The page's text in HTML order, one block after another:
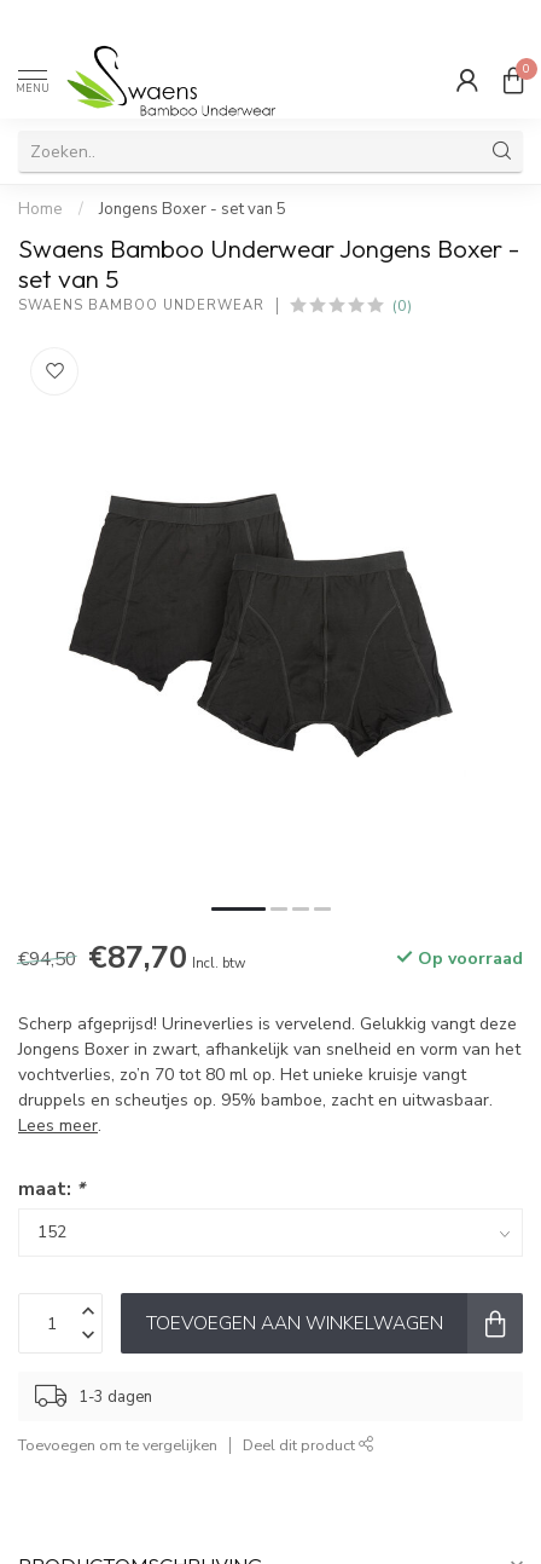
MENU
0
Home / Jongens Boxer - set van 5
Swaens Bamboo Underwear Jongens Boxer -
set van 5
SWAENS BAMBOO UNDERWEAR (0)
€94,50 €87,70 Incl. btw Op voorraad
Scherp afgeprijsd! Urineverlies is vervelend. Gelukkig vangt deze
Jongens Boxer in zwart, afhankelijk van snelheid en vorm van het
vochtverlies, zo’n 70 tot 80 ml op. Het unieke kruisje vangt
druppels en scheutjes op. 95% bamboe, zacht en uitwasbaar.
Lees meer.
maat: *
TOEVOEGEN AAN WINKELWAGEN
1-3 dagen
Toevoegen om te vergelijken Deel dit product